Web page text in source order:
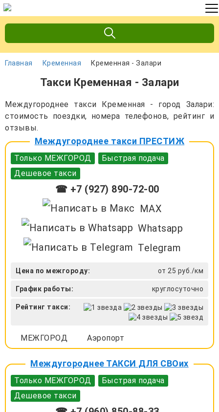
Главная Кременная Кременная - Залари
Такси Кременная - Залари
Междугороднее такси Кременная - город Залари:
стоимость поездки, номера телефонов, рейтинг и
отзывы.
Междугороднее такси ПРЕСТИЖ
Только МЕЖГОРОД
Быстрая подача
Дешевое такси
☎ +7 (927) 890-72-00
MAX
Whatsapp
Telegram
Цена по межгороду: от 25 руб./км
График работы: круглосуточно
Рейтинг такси:
МЕЖГОРОД Аэропорт
Междугороднее ТАКСИ ДЛЯ СВОих
Только МЕЖГОРОД
Быстрая подача
Дешевое такси